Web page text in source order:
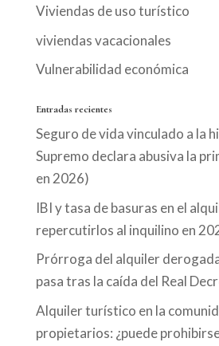
Viviendas de uso turístico
viviendas vacacionales
Vulnerabilidad económica
Entradas recientes
Seguro de vida vinculado a la
Supremo declara abusiva la
en 2026)
IBI y tasa de basuras en el
repercutirlos al inquilino en
Prórroga del alquiler
pasa tras la caída del Real
Alquiler turístico en la
propietarios: ¿puede